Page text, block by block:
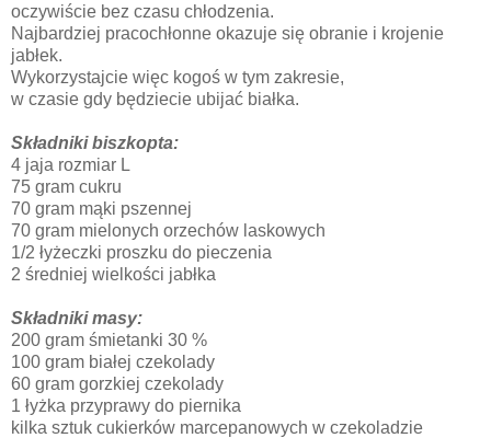
oczywiście bez czasu chłodzenia.
Najbardziej pracochłonne okazuje się obranie i krojenie
jabłek.
Wykorzystajcie więc kogoś w tym zakresie,
w czasie gdy będziecie ubijać białka.
Składniki biszkopta:
4 jaja rozmiar L
75 gram cukru
70 gram mąki pszennej
70 gram mielonych orzechów laskowych
1/2 łyżeczki proszku do pieczenia
2 średniej wielkości jabłka
Składniki masy:
200 gram śmietanki 30 %
100 gram białej czekolady
60 gram gorzkiej czekolady
1 łyżka przyprawy do piernika
kilka sztuk cukierków marcepanowych w czekoladzie